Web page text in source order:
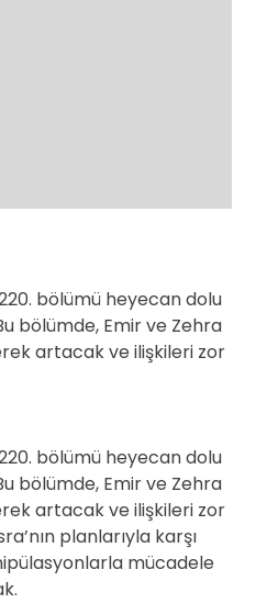
220. bölümü heyecan dolu
bölümde, Emir ve Zehra
artacak ve ilişkileri zor
220. bölümü heyecan dolu
bölümde, Emir ve Zehra
artacak ve ilişkileri zor
planlarıyla karşı
mücadele